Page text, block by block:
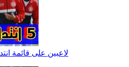
5 لاعبين على قائمة